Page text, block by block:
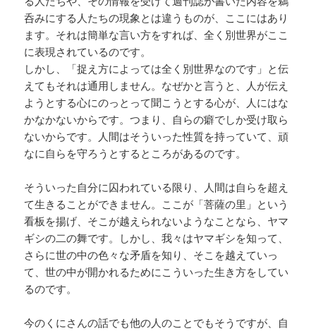
呑みにする人たちの現象とは違うものが、ここにはあり
ます。それは簡単な言い方をすれば、全く別世界がここ
に表現されているのです。
しかし、「捉え方によっては全く別世界なのです」と伝
えてもそれは通用しません。なぜかと言うと、人が伝え
ようとする心にのっとって聞こうとする心が、人にはな
かなかないからです。つまり、自らの癖でしか受け取ら
ないからです。人間はそういった性質を持っていて、頑
なに自らを守ろうとするところがあるのです。
そういった自分に囚われている限り、人間は自らを超え
て生きることができません。ここが「菩薩の里」という
看板を揚げ、そこが越えられないようなことなら、ヤマ
ギシの二の舞です。しかし、我々はヤマギシを知って、
さらに世の中の色々な矛盾を知り、そこを越えていっ
て、世の中が開かれるためにこういった生き方をしてい
るのです。
今のくにさんの話でも他の人のことでもそうですが、自